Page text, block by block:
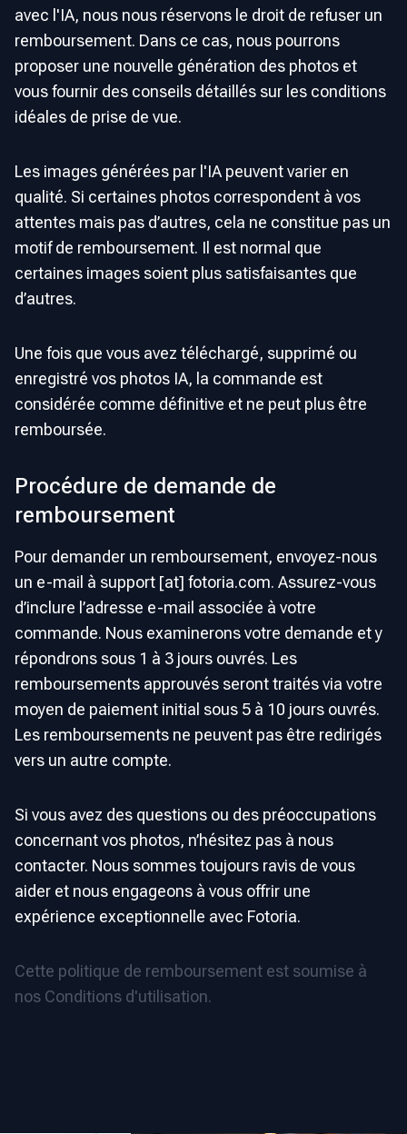
avec l'IA, nous nous réservons le droit de refuser un
remboursement. Dans ce cas, nous pourrons
proposer une nouvelle génération des photos et
vous fournir des conseils détaillés sur les conditions
idéales de prise de vue.
Les images générées par l'IA peuvent varier en
qualité. Si certaines photos correspondent à vos
attentes mais pas d’autres, cela ne constitue pas un
motif de remboursement. Il est normal que
certaines images soient plus satisfaisantes que
d’autres.
Une fois que vous avez téléchargé, supprimé ou
enregistré vos photos IA, la commande est
considérée comme définitive et ne peut plus être
remboursée.
Procédure de demande de
remboursement
Pour demander un remboursement, envoyez-nous
un e-mail à support [at] fotoria.com. Assurez-vous
d’inclure l’adresse e-mail associée à votre
commande. Nous examinerons votre demande et y
répondrons sous 1 à 3 jours ouvrés. Les
remboursements approuvés seront traités via votre
moyen de paiement initial sous 5 à 10 jours ouvrés.
Les remboursements ne peuvent pas être redirigés
vers un autre compte.
Si vous avez des questions ou des préoccupations
concernant vos photos, n’hésitez pas à nous
contacter. Nous sommes toujours ravis de vous
aider et nous engageons à vous offrir une
expérience exceptionnelle avec Fotoria.
Cette politique de remboursement est soumise à
nos Conditions d'utilisation.